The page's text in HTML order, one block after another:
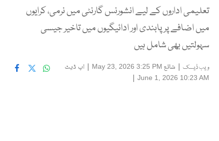
تعلیمی اداروں کے لیے انشورنس گارنٹی میں نرمی، کرایوں
میں اضافے پر پابندی اور ادائیگیوں میں تاخیر جیسی
سہولتیں بھی شامل ہیں
ویب ڈیسک | شائع May 23, 2026 3:25 PM
| اپ ڈیٹ
June 1, 2026 10:23 AM
|